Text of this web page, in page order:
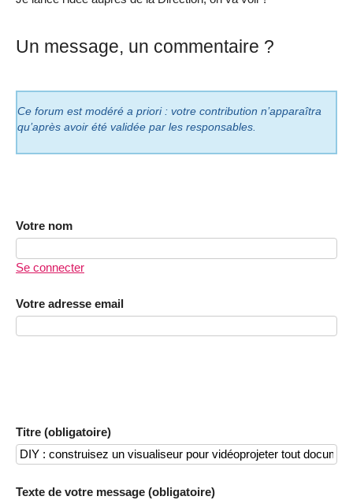
Un message, un commentaire ?
Ce forum est modéré a priori : votre contribution n’apparaîtra
qu’après avoir été validée par les responsables.
Votre nom
Se connecter
Votre adresse email
Titre (obligatoire)
Texte de votre message (obligatoire)